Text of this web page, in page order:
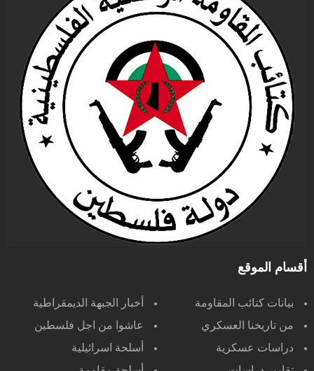
أقسام الموقع
بيانات كتائب المقاومة
أخبار الجبهة الديمقراطية
من تاريخنا العسكري
عاشوا من اجل فلسطين
دراسات عسكرية
أسلحة اسرائيلية